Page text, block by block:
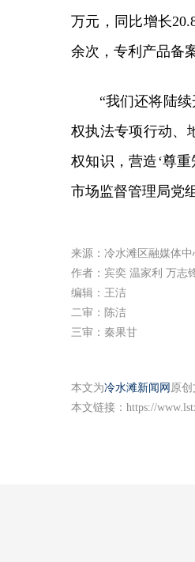
万元，同比增长
余次，专利产品备
“我们还将陆
权执法专项行动、
权知识，营造‘尊
市场监督管理局党
来源：冷水滩区融媒体中
作者：宾奕 温家利 万志
编辑：王洁
二审：陈洁
三审：秦果甘
本文为冷水滩新闻网 原
本文链接： https://